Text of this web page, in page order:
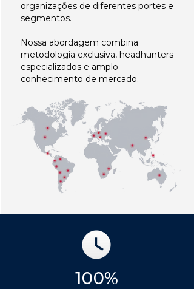
organizações de diferentes portes e
segmentos.
Nossa abordagem combina
metodologia exclusiva, headhunters
especializados e amplo
conhecimento de mercado.
100%